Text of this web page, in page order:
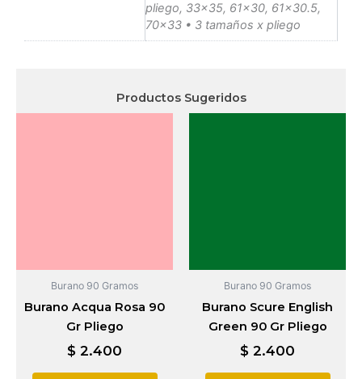
pliego, 33×35, 61×30, 61×30.5,
70×33 • 3 tamaños x pliego
Productos Sugeridos
Burano 90 Gramos
Burano Acqua Rosa 90
Gr Pliego
$ 2.400
Burano 90 Gramos
Burano Scure English
Green 90 Gr Pliego
$ 2.400